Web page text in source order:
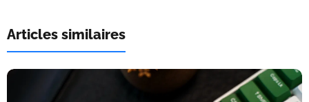
Articles similaires